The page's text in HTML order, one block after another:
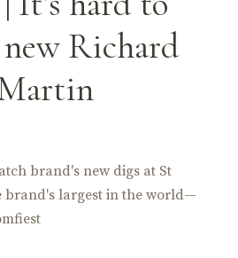
Richard
brand's new digs at St
brand's largest in the world—